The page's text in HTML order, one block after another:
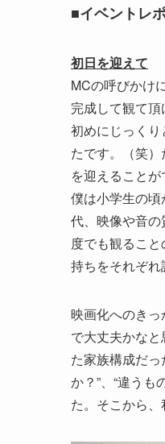
■イベントレ
初日を迎えて
MCの呼びかけ
完成して観て頂
初めにじっく
たです。（笑
を迎えることが
僕は小学生の
代、映像や音
度でも観るこ
持ちをそれぞれ
映画化へのき
で大丈夫かな
た家族構成だっ
か？”、“違う
た。そこから